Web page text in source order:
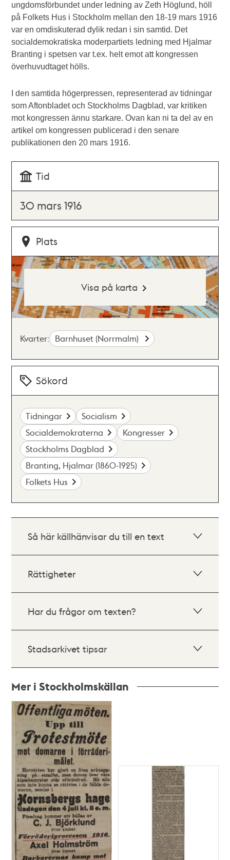
ungdomsförbundet under ledning av Zeth Höglund, höll
på Folkets Hus i Stockholm mellan den 18-19 mars 1916
var en omdiskuterad dylik redan i sin samtid. Det
socialdemokratiska moderpartiets ledning med Hjalmar
Branting i spetsen var t.ex. helt emot att kongressen
överhuvudtaget hölls.
I den samtida högerpressen, representerad av tidningar
som Aftonbladet och Stockholms Dagblad, var kritiken
mot kongressen ännu starkare. Ovan kan ni ta del av en
artikel om kongressen publicerad i den senare
publikationen den 20 mars 1916.
Tid
30 mars 1916
Plats
Visa på karta
Kvarter: Barnhuset (Norrmalm)
Sökord
Tidningar
Socialism
Socialdemokraterna
Kongresser
Stockholms Dagblad
Branting, Hjalmar (1860-1925)
Folkets Hus
Så här källhänvisar du till en text
Rättigheter
Har du frågor om texten?
Stadsarkivet tipsar
Mer i Stockholmskällan
Relaterade
poster
och
teman